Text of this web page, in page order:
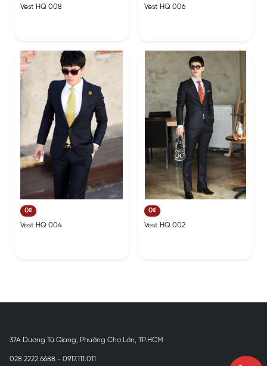
Vest HQ 008 Vest HQ 006
0₫
Vest HQ 004
0₫
Vest HQ 002
37A Dương Tử Giang, Phường Chợ Lớn, TP.HCM
028 2222.6688 - 0917.111.011